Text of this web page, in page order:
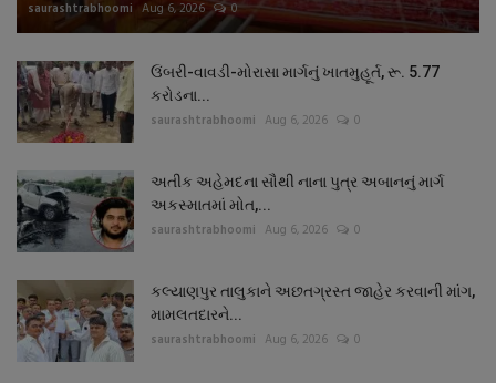
saurashtrabhoomi Aug 6, 2026 0
ઉંબરી-વાવડી-મોરાસા માર્ગનું ખાતમુહૂર્ત, રૂ. 5.77
કરોડના...
saurashtrabhoomi Aug 6, 2026 0
અતીક અહેમદના સૌથી નાના પુત્ર અબાનનું માર્ગ
અકસ્માતમાં મોત,...
saurashtrabhoomi Aug 6, 2026 0
કલ્યાણપુર તાલુકાને અછતગ્રસ્ત જાહેર કરવાની માંગ,
મામલતદારને...
saurashtrabhoomi Aug 6, 2026 0